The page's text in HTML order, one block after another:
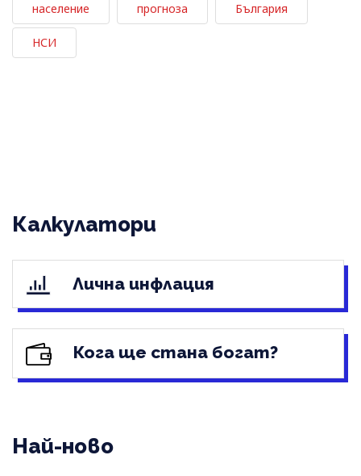
население прогноза България
НСИ
Калкулатори
Лична инфлация
Кога ще стана богат?
Най-ново